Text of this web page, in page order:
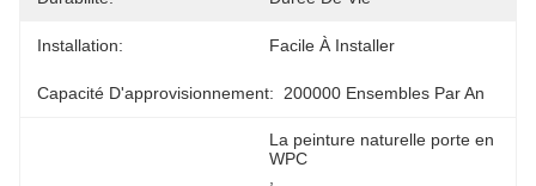
Installation: Facile À Installer
Capacité D'approvisionnement: 200000 Ensembles Par An
La peinture naturelle porte en
WPC